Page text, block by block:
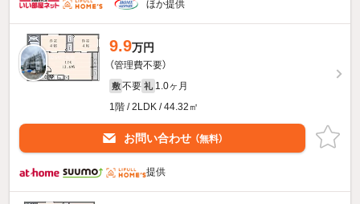
ほか提供
9.9万円
（管理費不要）
敷 不要 礼 1.0ヶ月
1階 / 2LDK / 44.32㎡
お問い合わせ （無料）
提供